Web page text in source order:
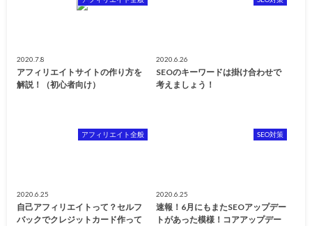
2020.7.8
アフィリエイトサイトの作り方を
解説！（初心者向け）
2020.6.26
SEOのキーワードは掛け合わせで
考えましょう！
アフィリエイト全般
2020.6.25
自己アフィリエイトって？セルフ
バックでクレジットカード作って
SEO対策
2020.6.25
速報！6月にもまたSEOアップデー
トがあった模様！コアアップデー